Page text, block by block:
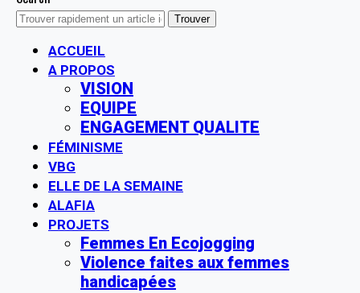
ACCUEIL
A PROPOS
VISION
EQUIPE
ENGAGEMENT QUALITE
FÉMINISME
VBG
ELLE DE LA SEMAINE
ALAFIA
PROJETS
Femmes En Ecojogging
Violence faites aux femmes
handicapées